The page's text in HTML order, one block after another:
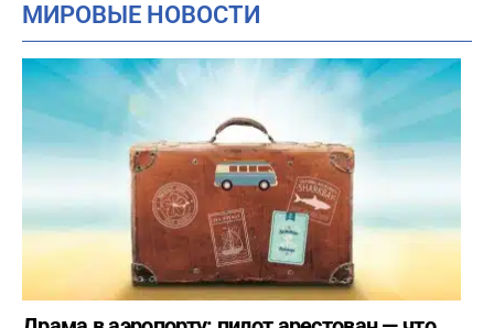
МИРОВЫЕ НОВОСТИ